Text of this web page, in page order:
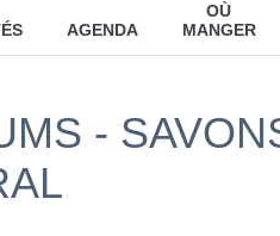
AGENDA
OÙ
MANGER
-